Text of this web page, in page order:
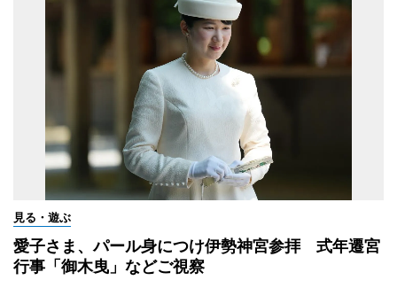
見る・遊ぶ
愛子さま、パール身につけ伊勢神宮参拝 式年遷宮
行事「御木曳」などご視察